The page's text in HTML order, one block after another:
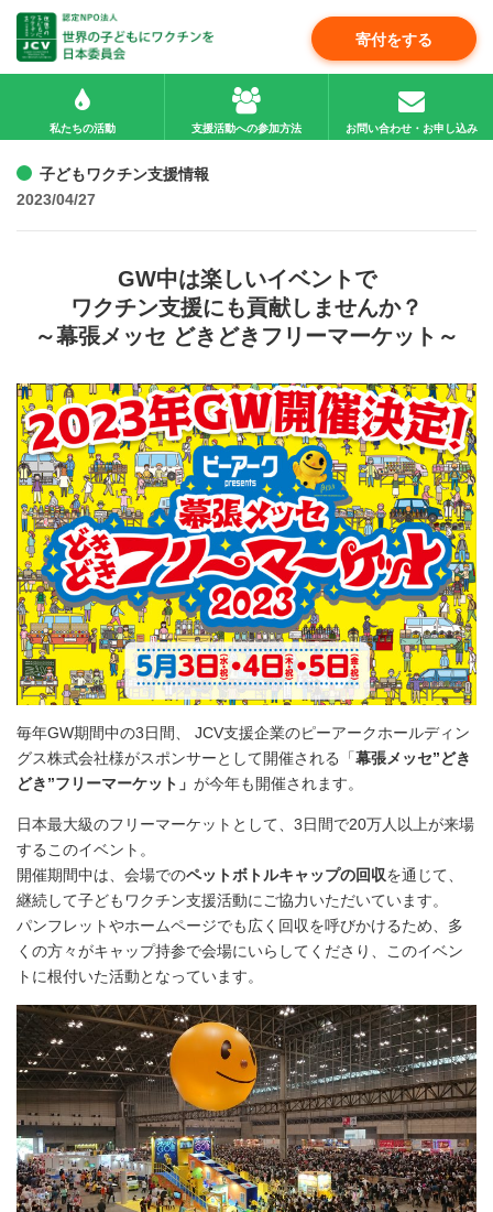
寄付をする
私たちの活動 支援活動への参加方法 お問い合わせ・お申し込み
子どもワクチン支援情報
2023/04/27
GW中は楽しいイベントで
ワクチン支援にも貢献しませんか？
～幕張メッセ どきどきフリーマーケット～
毎年GW期間中の3日間、 JCV支援企業のピーアークホールディン
グス株式会社様がスポンサーとして開催される「幕張メッセ”どき
どき”フリーマーケット」 が今年も開催されます。
日本最大級のフリーマーケットとして、3日間で20万人以上が来場
するこのイベント。
開催期間中は、会場でのペットボトルキャップの回収を通じて、
継続して子どもワクチン支援活動にご協力いただいています。
パンフレットやホームページでも広く回収を呼びかけるため、多
くの方々がキャップ持参で会場にいらしてくださり、このイベン
トに根付いた活動となっています。